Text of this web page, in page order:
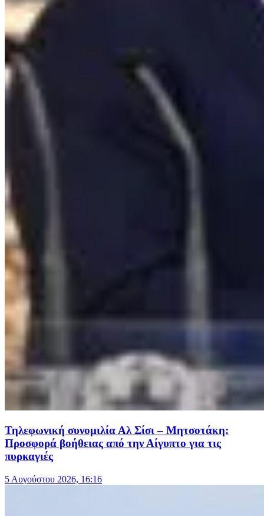
Τηλεφωνική συνομιλία Αλ Σίσι – Μητσοτάκη:
Προσφορά βοήθειας από την Αίγυπτο για τις
πυρκαγιές
5 Αυγούστου 2026, 16:16